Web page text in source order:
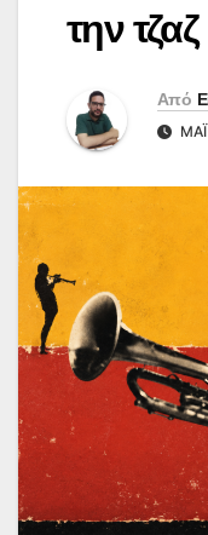
την τζαζ
Από